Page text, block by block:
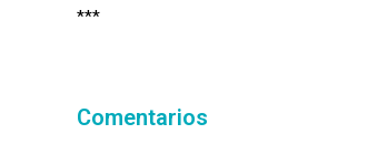
***
Comentarios